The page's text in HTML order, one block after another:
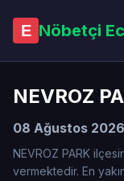
E Nöbetçi
NEVROZ
08 Ağustos 2026
NEVROZ PARK
vermektedir. En